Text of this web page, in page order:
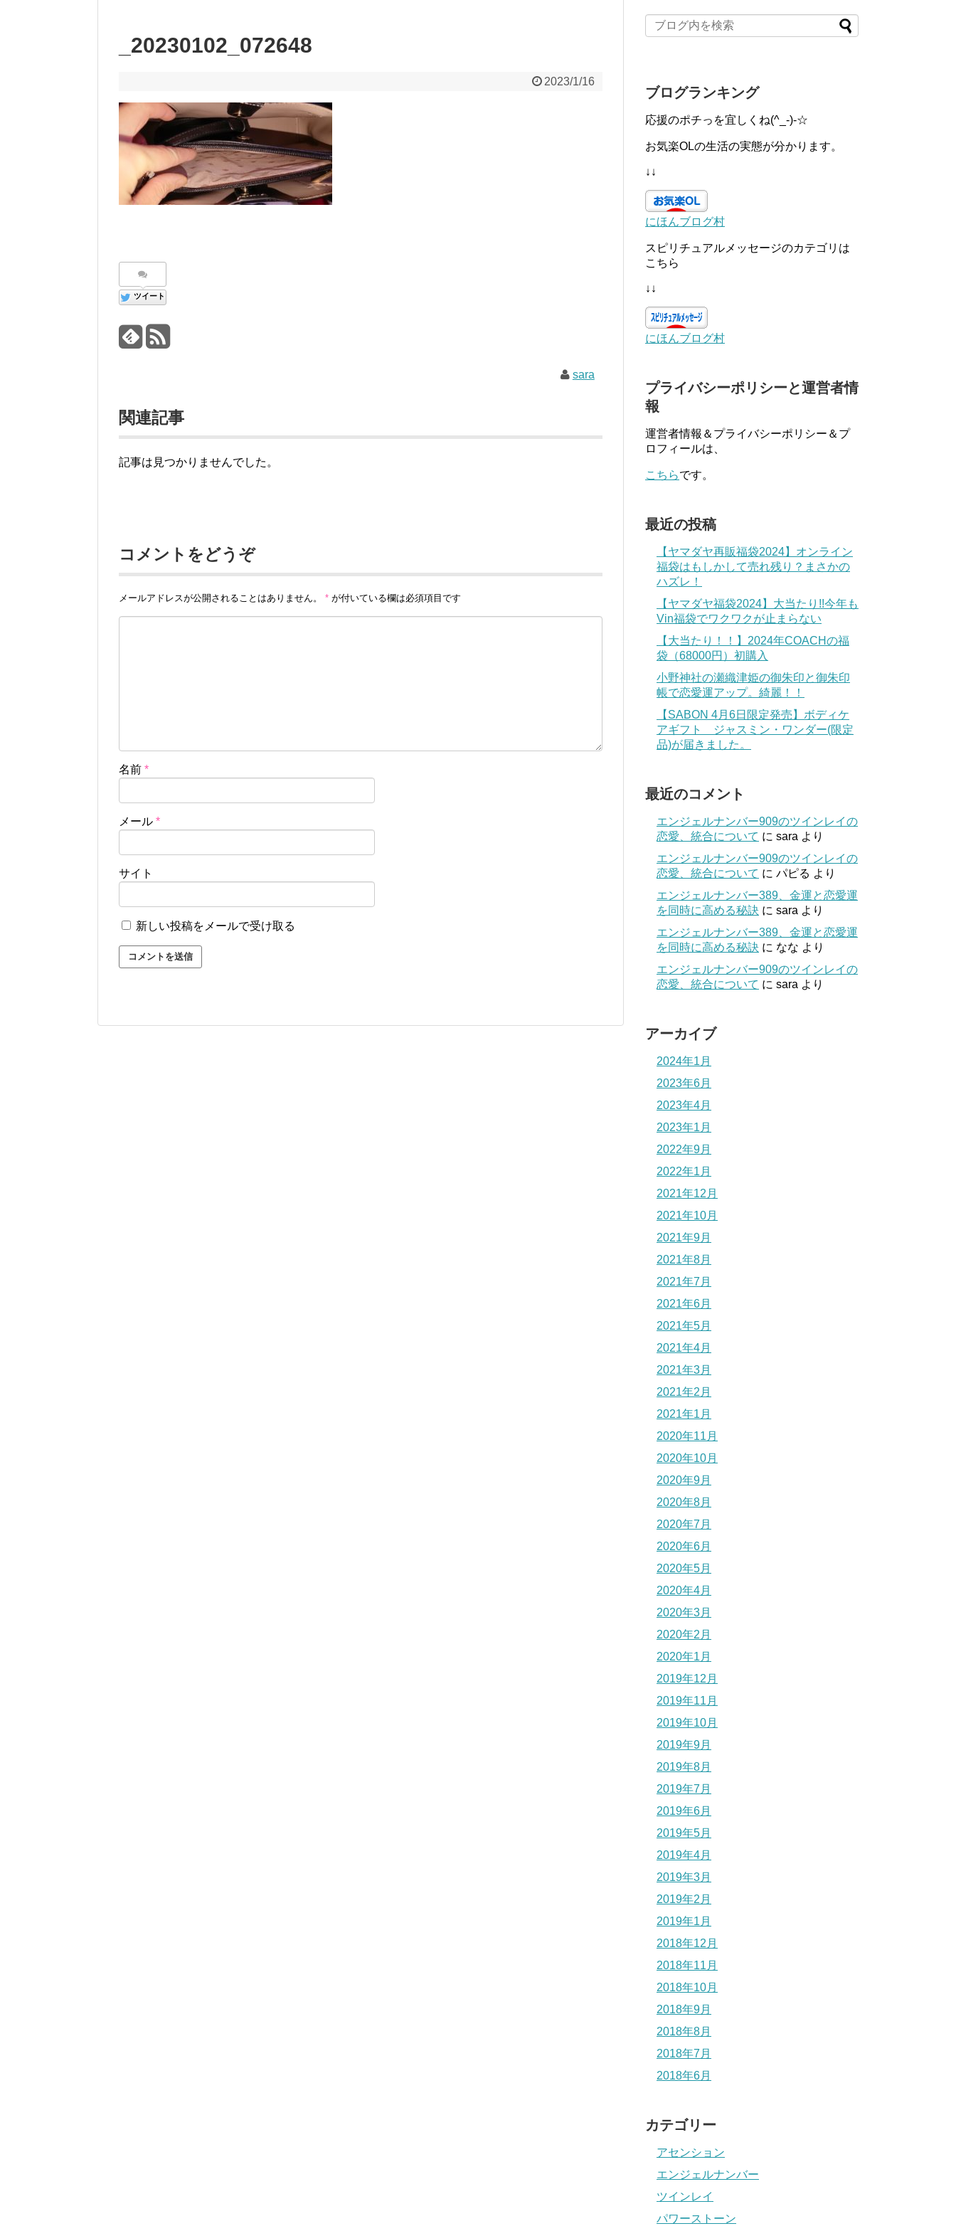
_20230102_072648
2023/1/16
ツイート
sara
関連記事
記事は見つかりませんでした。
コメントをどうぞ
メールアドレスが公開されることはありません。 * が付いている欄は必須項目です
名前 *
メール *
サイト
新しい投稿をメールで受け取る
ブログランキング
応援のポチっを宜しくね(^_-)-☆
お気楽OLの生活の実態が分かります。
↓↓
にほんブログ村
スピリチュアルメッセージのカテゴリは
こちら
↓↓
にほんブログ村
プライバシーポリシーと運営者情
報
運営者情報＆プライバシーポリシー＆プ
ロフィールは、
こちらです。
最近の投稿
【ヤマダヤ再販福袋2024】オンライン
福袋はもしかして売れ残り？まさかの
ハズレ！
【ヤマダヤ福袋2024】大当たり!!今年も
Vin福袋でワクワクが止まらない
【大当たり！！】2024年COACHの福
袋（68000円）初購入
小野神社の瀬織津姫の御朱印と御朱印
帳で恋愛運アップ。綺麗！！
【SABON 4月6日限定発売】ボディケ
アギフト ジャスミン・ワンダー(限定
品)が届きました。
最近のコメント
エンジェルナンバー909のツインレイの
恋愛、統合について に sara より
エンジェルナンバー909のツインレイの
恋愛、統合について に パピる より
エンジェルナンバー389、金運と恋愛運
を同時に高める秘訣 に sara より
エンジェルナンバー389、金運と恋愛運
を同時に高める秘訣 に なな より
エンジェルナンバー909のツインレイの
恋愛、統合について に sara より
アーカイブ
2024年1月
2023年6月
2023年4月
2023年1月
2022年9月
2022年1月
2021年12月
2021年10月
2021年9月
2021年8月
2021年7月
2021年6月
2021年5月
2021年4月
2021年3月
2021年2月
2021年1月
2020年11月
2020年10月
2020年9月
2020年8月
2020年7月
2020年6月
2020年5月
2020年4月
2020年3月
2020年2月
2020年1月
2019年12月
2019年11月
2019年10月
2019年9月
2019年8月
2019年7月
2019年6月
2019年5月
2019年4月
2019年3月
2019年2月
2019年1月
2018年12月
2018年11月
2018年10月
2018年9月
2018年8月
2018年7月
2018年6月
カテゴリー
アセンション
エンジェルナンバー
ツインレイ
パワーストーン